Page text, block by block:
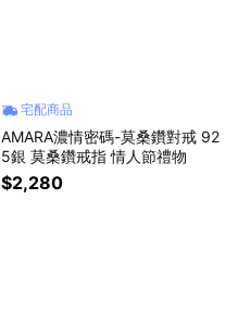
宅配商品
AMARA濃情密碼-莫桑鑽對戒 92
5銀 莫桑鑽戒指 情人節禮物
$2,280